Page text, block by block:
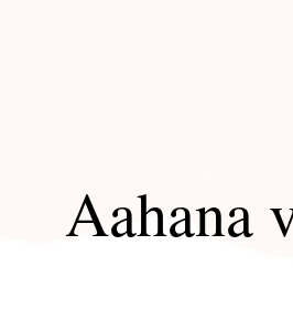
Aahana